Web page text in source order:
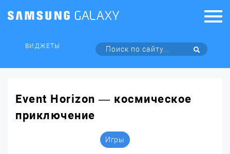
ВИДЖЕТЫ
Event Horizon — космическое
приключение
Игры